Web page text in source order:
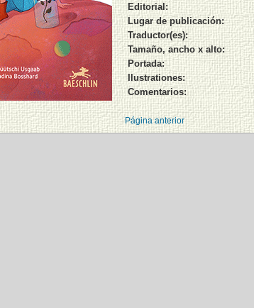
Editorial:
Lugar de publicación:
Traductor(es):
Tamaño, ancho x alto:
Portada:
Ilustrationes:
Comentarios:
Página anterior